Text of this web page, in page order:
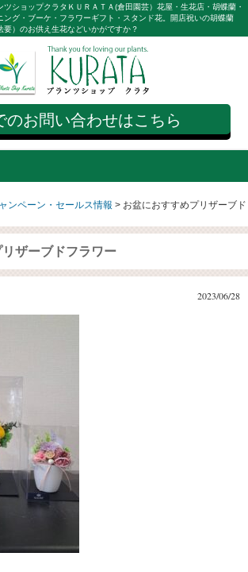
ショップクラタＫＵＲＡＴＡ(倉田園芸）花屋・生花店・胡蝶蘭・
ング・ブーケ・フラワーギフト・スタンド花。開店祝いの胡蝶蘭
要）のお供え生花などいかがですか？
のお問い合わせはこちら
ンペーン・セールス情報 > お盆におすすめプリザーブド
ザーブドフラワー
2023/06/28